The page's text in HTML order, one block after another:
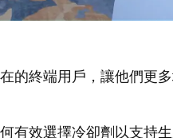
的終端用戶，讓他們更
有效選擇冷卻劑以支持